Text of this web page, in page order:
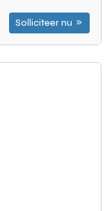
Solliciteer nu